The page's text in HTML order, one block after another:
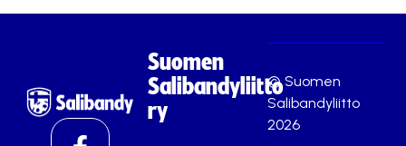
Suomen
Salibandyliitto
ry
© Suomen
Salibandyliitto
2026